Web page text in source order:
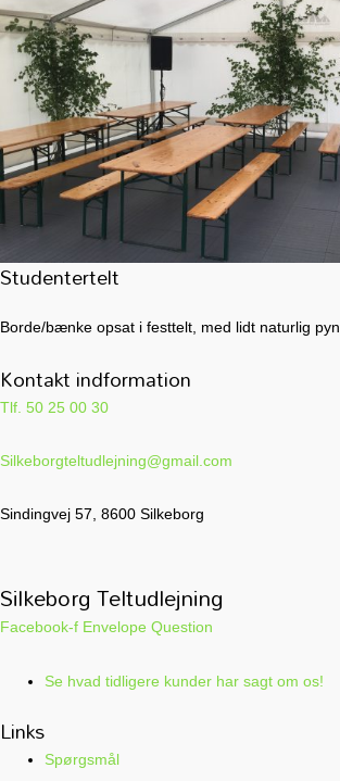
Studentertelt
Borde/bænke opsat i festtelt, med lidt naturlig
Kontakt indformation
Tlf. 50 25 00 30
Silkeborgteltudlejning@gmail.com
Sindingvej 57, 8600 Silkeborg
Silkeborg Teltudlejning
Facebook-f Envelope Question
Se hvad tidligere kunder har sagt om os!
Links
Spørgsmål